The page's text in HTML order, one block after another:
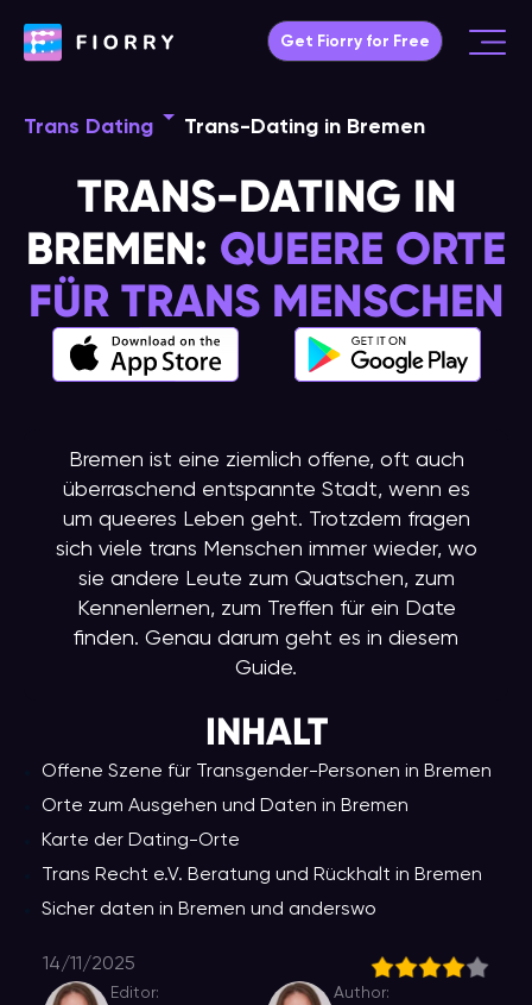
Get Fiorry for Free
Main
Trans Dating Trans-Dating in Bremen
TRANS-DATING IN
BREMEN: QUEERE ORTE
FÜR TRANS MENSCHEN
Bremen ist eine ziemlich offene, oft auch
überraschend entspannte Stadt, wenn es
um queeres Leben geht. Trotzdem fragen
sich viele trans Menschen immer wieder, wo
sie andere Leute zum Quatschen, zum
Kennenlernen, zum Treffen für ein Date
finden. Genau darum geht es in diesem
Guide.
INHALT
Offene Szene für Transgender-Personen in Bremen
Orte zum Ausgehen und Daten in Bremen
Karte der Dating-Orte
Trans Recht e.V. Beratung und Rückhalt in Bremen
Sicher daten in Bremen und anderswo
14/11/2025
Editor: Author: